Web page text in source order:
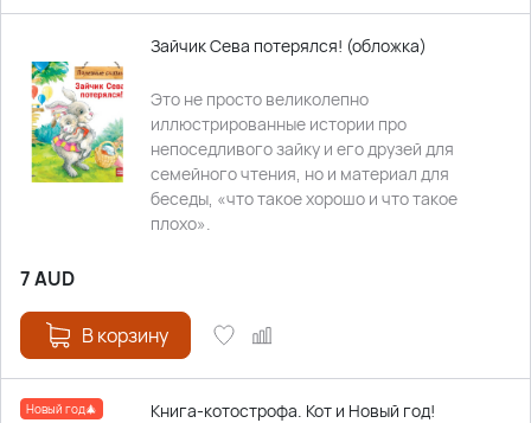
Зайчик Сева потерялся! (обложка)
Это не просто великолепно
иллюстрированные истории про
непоседливого зайку и его друзей для
семейного чтения, но и материал для
беседы, «что такое хорошо и что такое
плохо».
7AUD
В корзину
Новый год🎄
Книга-котострофа. Кот и Новый год!